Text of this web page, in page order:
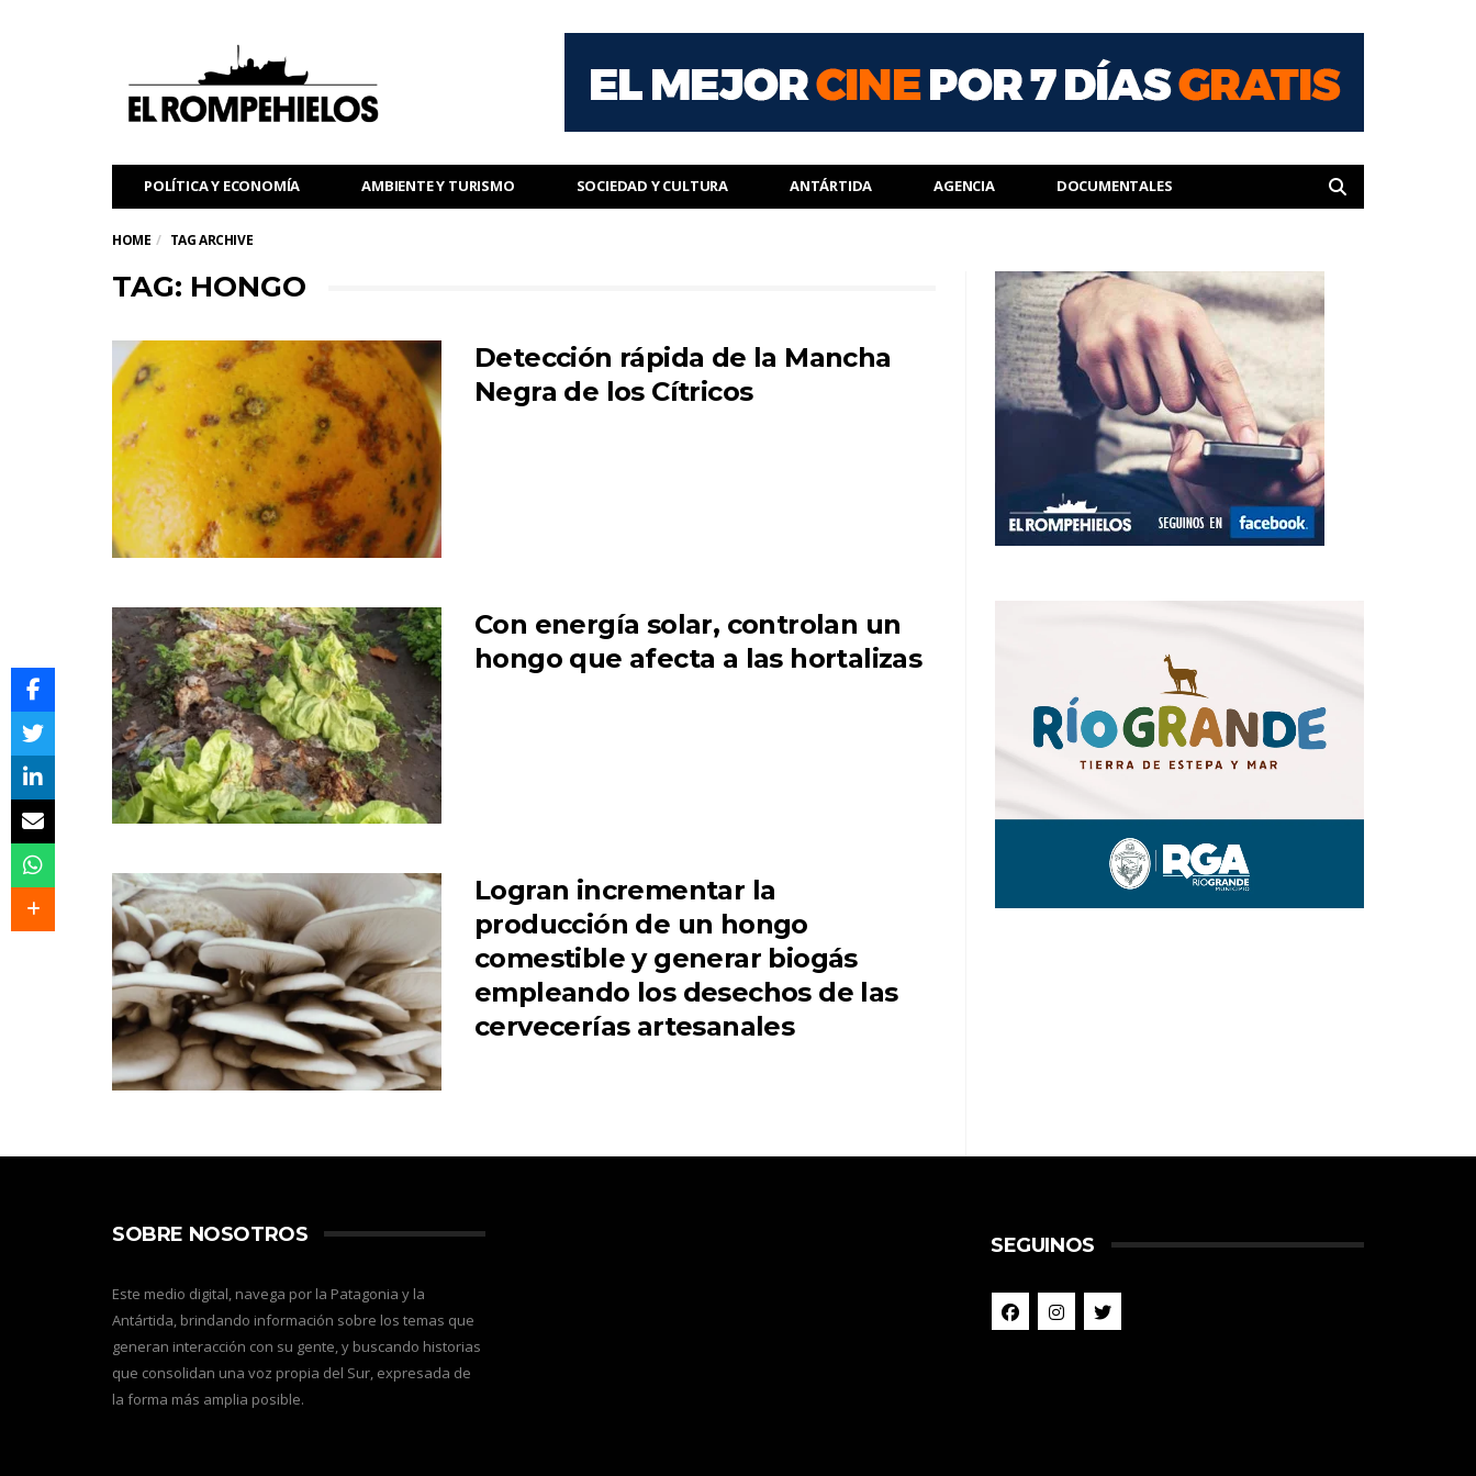
POLÍTICA Y ECONOMÍA AMBIENTE Y TURISMO SOCIEDAD Y CULTURA ANTÁRTIDA AGENCIA DOCUMENTALES
HOME TAG ARCHIVE
TAG: HONGO
Detección rápida de la Mancha
Negra de los Cítricos
Con energía solar, controlan un
hongo que afecta a las hortalizas
Logran incrementar la
producción de un hongo
comestible y generar biogás
empleando los desechos de las
cervecerías artesanales
SOBRE NOSOTROS
Este medio digital, navega por la Patagonia y la
Antártida, brindando información sobre los temas que
generan interacción con su gente, y buscando historias
que consolidan una voz propia del Sur, expresada de
la forma más amplia posible.
SEGUINOS